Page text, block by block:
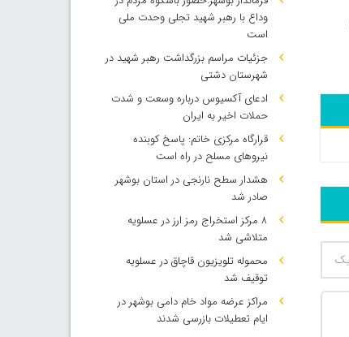
وداع با رهبر شهید تجلی وحدت ملی
است
جزئیات مراسم بزرگداشت رهبر شهید در
شهرستان دشتی
ادعای آکسیوس درباره وسعت و شدت
حملات اخیر به ایران
قرارگاه مرکزی خاتم: پاسخ کوبنده
نیروهای مسلح در راه است
هشدار سطح نارنجی در استان بوشهر
صادر شد
۸ مرکز استخراج رمز ارز در عسلویه
متلاشی شد
محموله تلویزیون قاچاق در عسلویه
توقیف شد
مراکز عرضه مواد خام دامی بوشهر در
ایام تعطیلات بازرسی شدند